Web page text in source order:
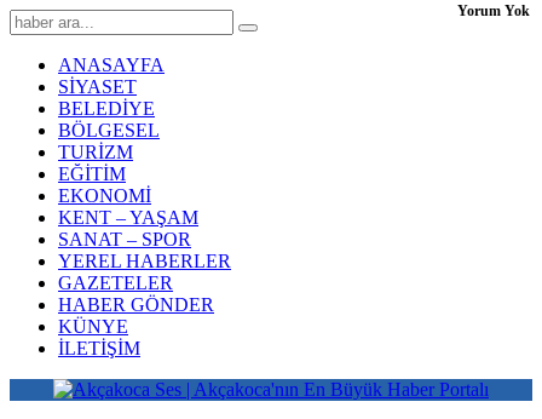
ANASAYFA
SİYASET
BELEDİYE
BÖLGESEL
TURİZM
EĞİTİM
EKONOMİ
KENT – YAŞAM
SANAT – SPOR
YEREL HABERLER
GAZETELER
HABER GÖNDER
KÜNYE
İLETİŞİM
Yorum Yok